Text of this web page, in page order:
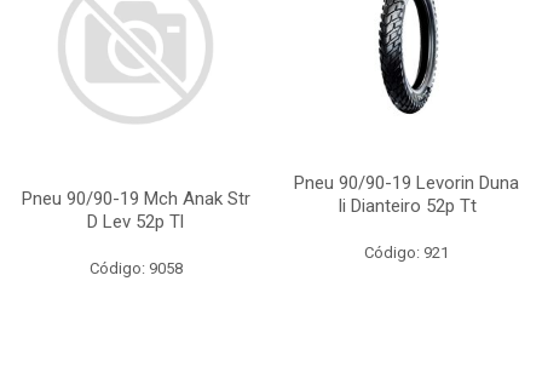
Pneu 90/90-19 Mch Anak Str
D Lev 52p Tl
Código: 9058
Pneu 90/90-19 Levorin Duna
Ii Dianteiro 52p Tt
Código: 921